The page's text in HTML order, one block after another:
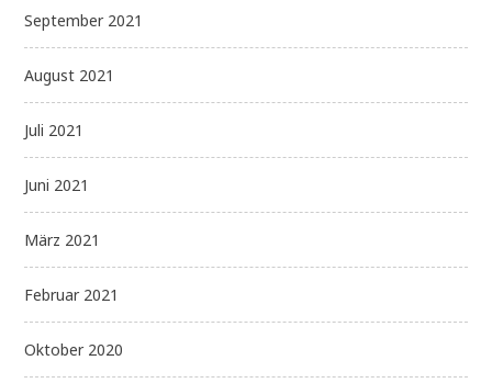
September 2021
August 2021
Juli 2021
Juni 2021
März 2021
Februar 2021
Oktober 2020